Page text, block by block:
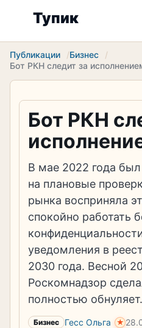
Тупик
Публикации
Бизнес
Бот РКН следит за
Бот РКН
В мае 2022 года
на плановые
рынка восприняла
спокойно работать
уведомления в
2030 года. Весной
Роскомнадзор
полностью
Бизнес Гесс Ольга ★